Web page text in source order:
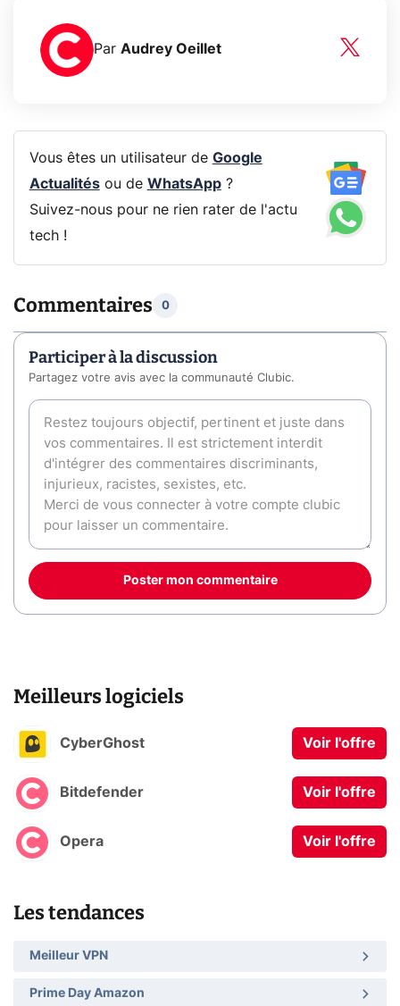
Par Audrey Oeillet
Vous êtes un utilisateur de Google
Actualitésou de WhatsApp?
Suivez-nous pour ne rien rater de l'actu
tech !
Commentaires 0
Participer à la discussion
Partagez votre avis avec la communauté Clubic.
Poster mon commentaire
Meilleurs logiciels
CyberGhost Voir l'offre
Bitdefender Voir l'offre
Opera Voir l'offre
Les tendances
Meilleur VPN
Prime Day Amazon